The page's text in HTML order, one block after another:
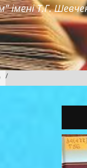
імені Т.Г.
/